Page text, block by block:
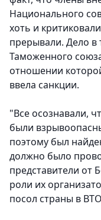
Национального
хоть и
прерывали. Дело в
Таможенного
отношении
ввела санкции.
"Все осознавали,
были
поэтому был
должно было
представители от
роли их
посол страны в